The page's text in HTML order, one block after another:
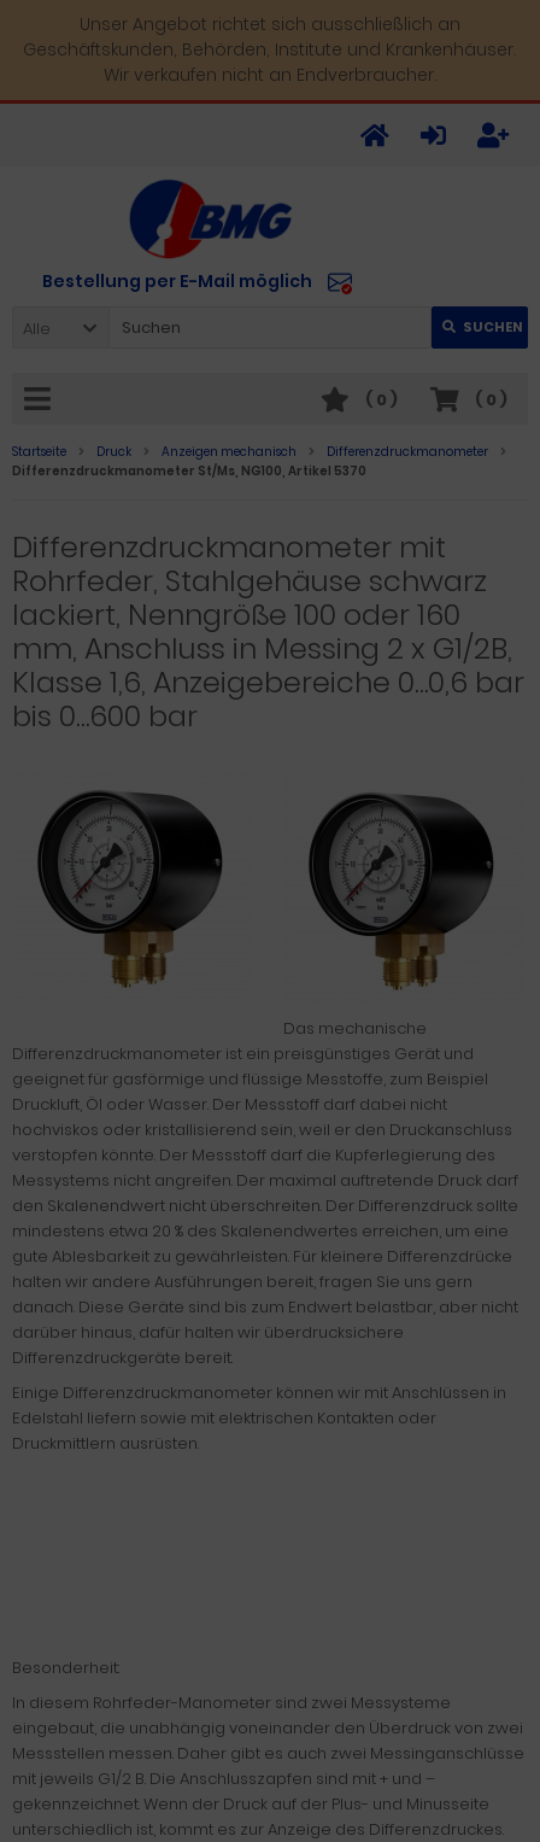
Unser Angebot richtet sich ausschließlich an
Geschäftskunden, Behörden, Institute und Krankenhäuser.
Wir verkaufen nicht an Endverbraucher.
Bestellung per E-Mail möglich
Alle SUCHEN
( 0 )
( 0 )
Startseite Druck Anzeigen mechanisch
Differenzdruckmanometer
Differenzdruckmanometer St/Ms, NG100, Artikel 5370
Differenzdruckmanometer mit
Rohrfeder, Stahlgehäuse schwarz
lackiert, Nenngröße 100 oder 160
mm, Anschluss in Messing 2 x G1/2B,
Klasse 1,6, Anzeigebereiche 0…0,6 bar
bis 0…600 bar
Das mechanische
Differenzdruckmanometer ist ein preisgünstiges Gerät und
geeignet für gasförmige und flüssige Messtoffe, zum Beispiel
Druckluft, Öl oder Wasser. Der Messstoff darf dabei nicht
hochviskos oder kristallisierend sein, weil er den Druckanschluss
verstopfen könnte. Der Messstoff darf die Kupferlegierung des
Messystems nicht angreifen. Der maximal auftretende Druck darf
den Skalenendwert nicht überschreiten. Der Differenzdruck sollte
mindestens etwa 20 % des Skalenendwertes erreichen, um eine
gute Ablesbarkeit zu gewährleisten. Für kleinere Differenzdrücke
halten wir andere Ausführungen bereit, fragen Sie uns gern
danach. Diese Geräte sind bis zum Endwert belastbar, aber nicht
darüber hinaus, dafür halten wir überdrucksichere
Differenzdruckgeräte bereit.
Einige Differenzdruckmanometer können wir mit Anschlüssen in
Edelstahl liefern sowie mit elektrischen Kontakten oder
Druckmittlern ausrüsten.
Besonderheit:
In diesem Rohrfeder-Manometer sind zwei Messysteme
eingebaut, die unabhängig voneinander den Überdruck von zwei
Messstellen messen. Daher gibt es auch zwei Messinganschlüsse
mit jeweils G1/2 B. Die Anschlusszapfen sind mit + und –
gekennzeichnet. Wenn der Druck auf der Plus- und Minusseite
unterschiedlich ist, kommt es zur Anzeige des Differenzdruckes.